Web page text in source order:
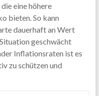
eine höhere
bieten. So kann
dauerhaft an Wert
geschwächt
Inflationsraten ist es
zu schützen und